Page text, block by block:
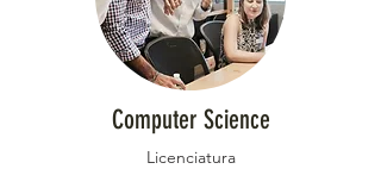
Computer Science
Licenciatura